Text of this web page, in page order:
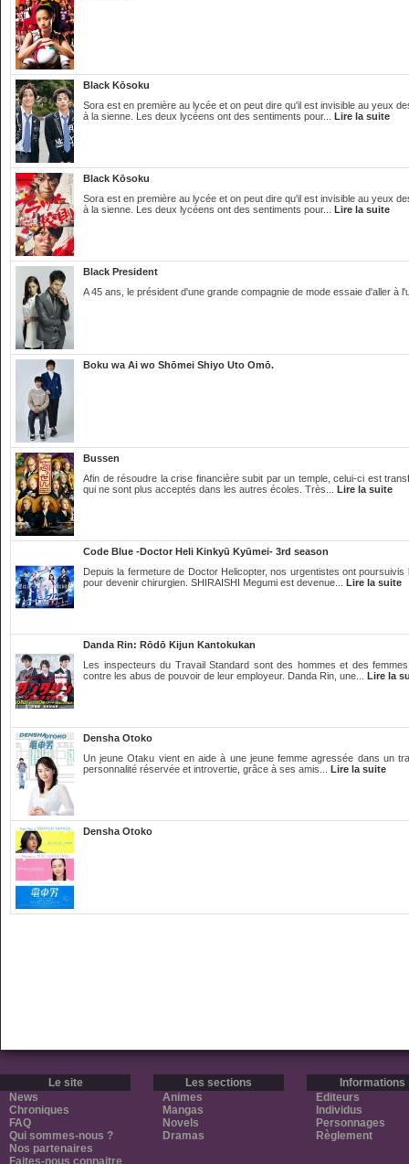
Black Kōsoku
Sora est en première au lycée et on peut dire qu'il est invisible au yeux
à la sienne. Les deux lycéens ont des sentiments pour... Lire la suite
Black Kōsoku
Sora est en première au lycée et on peut dire qu'il est invisible au yeux
à la sienne. Les deux lycéens ont des sentiments pour... Lire la suite
Black President
A 45 ans, le président d'une grande compagnie de mode essaie d'aller à
Boku wa Ai wo Shōmei Shiyo Uto Omō.
Bussen
Afin de résoudre la crise financière subit par un temple, celui-ci est
qui ne sont plus acceptés dans les autres écoles. Très... Lire la suite
Code Blue -Doctor Heli Kinkyū Kyūmei- 3rd season
Depuis la fermeture de Doctor Helicopter, nos urgentistes ont
pour devenir chirurgien. SHIRAISHI Megumi est devenue... Lire la suite
Danda Rin: Rōdō Kijun Kantokukan
Les inspecteurs du Travail Standard sont des hommes et des
contre les abus de pouvoir de leur employeur. Danda Rin, une... Lire la
Densha Otoko
Un jeune Otaku vient en aide à une jeune femme agressée dans un
personnalité réservée et introvertie, grâce à ses amis... Lire la suite
Densha Otoko
Le site
News
Chroniques
FAQ
Qui sommes-nous ?
Nos partenaires
Faites-nous connaitre
Les sections
Animes
Mangas
Novels
Dramas
Informations
Editeurs
Individus
Personnages
Règlement